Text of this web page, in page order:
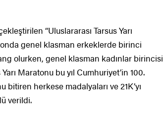
“Uluslararası Tarsus Yarı
genel klasman erkeklerde birinci
olurken, genel klasman kadınlar birincisi
Maratonu bu yıl Cumhuriyet’in 100.
herkese madalyaları ve 21K’yı
verildi.